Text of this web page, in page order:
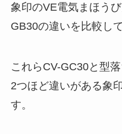
象印のVE電気まほう
GB30の違いを比較し
これらCV-GC30と型
2つほど違いがある象
す。